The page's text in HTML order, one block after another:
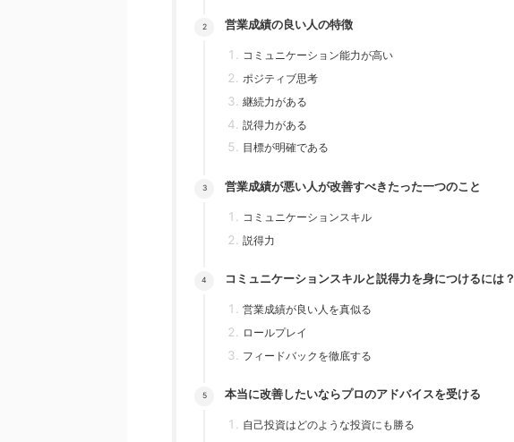
営業成績の良い人の特徴
コミュニケーション能力が高い
ポジティブ思考
継続力がある
説得力がある
目標が明確である
営業成績が悪い人が改善すべきたった一つのこと
コミュニケーションスキル
説得力
コミュニケーションスキルと説得力を身につけるには？
営業成績が良い人を真似る
ロールプレイ
フィードバックを徹底する
本当に改善したいならプロのアドバイスを受ける
自己投資はどのような投資にも勝る